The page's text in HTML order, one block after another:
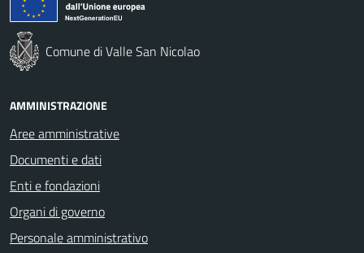
Comune di Valle San Nicolao
AMMINISTRAZIONE
Aree amministrative
Documenti e dati
Enti e fondazioni
Organi di governo
Personale amministrativo